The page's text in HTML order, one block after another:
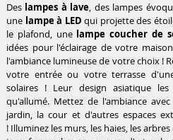
Des lampes à lave, des lampes
une lampe à LED qui projette des
le plafond, une lampe coucher de
idées pour l'éclairage de votre
l'ambiance lumineuse de votre choix !
votre entrée ou votre terrasse
solaires ! Leur design asiatique
qu'allumé. Mettez de l'ambiance avec
jardin, la cour et d'autres espaces
! Illuminez les murs, les haies, les